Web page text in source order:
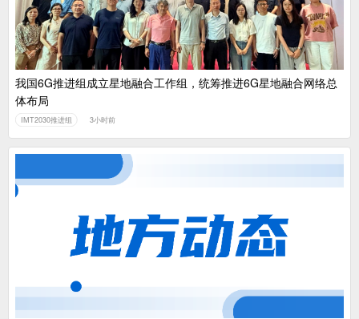
我国6G推进组成立星地融合工作组，统筹推进6G星地融合网络总
体布局
IMT2030推进组 3小时前